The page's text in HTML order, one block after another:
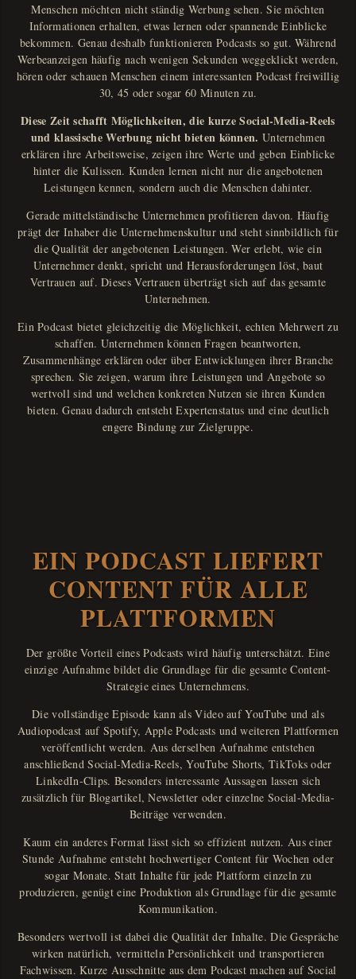
Menschen möchten nicht ständig Werbung sehen. Sie möchten
Informationen erhalten, etwas lernen oder spannende Einblicke
bekommen. Genau deshalb funktionieren Podcasts so gut. Während
Werbeanzeigen häufig nach wenigen Sekunden weggeklickt werden,
hören oder schauen Menschen einem interessanten Podcast freiwillig
30, 45 oder sogar 60 Minuten zu.
Diese Zeit schafft Möglichkeiten, die kurze Social-Media-Reels
und klassische Werbung nicht bieten können. Unternehmen
erklären ihre Arbeitsweise, zeigen ihre Werte und geben Einblicke
hinter die Kulissen. Kunden lernen nicht nur die angebotenen
Leistungen kennen, sondern auch die Menschen dahinter.
Gerade mittelständische Unternehmen profitieren davon. Häufig
prägt der Inhaber die Unternehmenskultur und steht sinnbildlich für
die Qualität der angebotenen Leistungen. Wer erlebt, wie ein
Unternehmer denkt, spricht und Herausforderungen löst, baut
Vertrauen auf. Dieses Vertrauen überträgt sich auf das gesamte
Unternehmen.
Ein Podcast bietet gleichzeitig die Möglichkeit, echten Mehrwert zu
schaffen. Unternehmen können Fragen beantworten,
Zusammenhänge erklären oder über Entwicklungen ihrer Branche
sprechen. Sie zeigen, warum ihre Leistungen und Angebote so
wertvoll sind und welchen konkreten Nutzen sie ihren Kunden
bieten. Genau dadurch entsteht Expertenstatus und eine deutlich
engere Bindung zur Zielgruppe.
EIN PODCAST LIEFERT
CONTENT FÜR ALLE
PLATTFORMEN
Der größte Vorteil eines Podcasts wird häufig unterschätzt. Eine
einzige Aufnahme bildet die Grundlage für die gesamte Content-
Strategie eines Unternehmens.
Die vollständige Episode kann als Video auf YouTube und als
Audiopodcast auf Spotify, Apple Podcasts und weiteren Plattformen
veröffentlicht werden. Aus derselben Aufnahme entstehen
anschließend Social-Media-Reels, YouTube Shorts, TikToks oder
LinkedIn-Clips. Besonders interessante Aussagen lassen sich
zusätzlich für Blogartikel, Newsletter oder einzelne Social-Media-
Beiträge verwenden.
Kaum ein anderes Format lässt sich so effizient nutzen. Aus einer
Stunde Aufnahme entsteht hochwertiger Content für Wochen oder
sogar Monate. Statt Inhalte für jede Plattform einzeln zu
produzieren, genügt eine Produktion als Grundlage für die gesamte
Kommunikation.
Besonders wertvoll ist dabei die Qualität der Inhalte. Die Gespräche
wirken natürlich, vermitteln Persönlichkeit und transportieren
Fachwissen. Kurze Ausschnitte aus dem Podcast machen auf Social